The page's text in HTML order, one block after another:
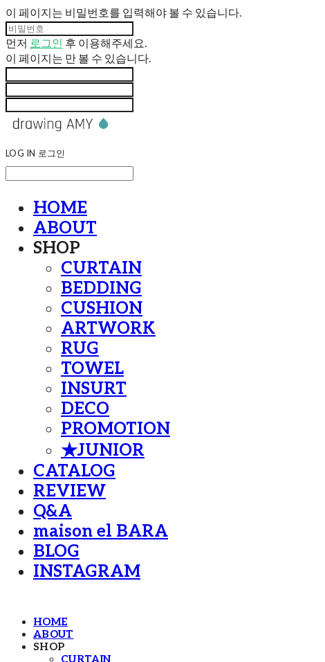
이 페이지는 비밀번호를 입력해야 볼 수 있습니다.
먼저 로그인 후 이용해주세요.
이 페이지는 만 볼 수 있습니다.
LOG IN 로그인
HOME
ABOUT
SHOP
CURTAIN
BEDDING
CUSHION
ARTWORK
RUG
TOWEL
INSURT
DECO
PROMOTION
★JUNIOR
CATALOG
REVIEW
Q&A
maison el BARA
BLOG
INSTAGRAM
HOME
ABOUT
SHOP
CURTAIN